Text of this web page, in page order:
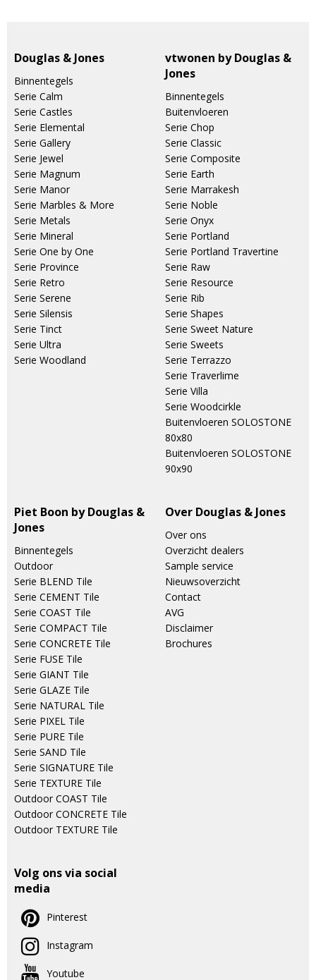
Douglas & Jones
Binnentegels
Serie Calm
Serie Castles
Serie Elemental
Serie Gallery
Serie Jewel
Serie Magnum
Serie Manor
Serie Marbles & More
Serie Metals
Serie Mineral
Serie One by One
Serie Province
Serie Retro
Serie Serene
Serie Silensis
Serie Tinct
Serie Ultra
Serie Woodland
vtwonen by Douglas &
Jones
Binnentegels
Buitenvloeren
Serie Chop
Serie Classic
Serie Composite
Serie Earth
Serie Marrakesh
Serie Noble
Serie Onyx
Serie Portland
Serie Portland Travertine
Serie Raw
Serie Resource
Serie Rib
Serie Shapes
Serie Sweet Nature
Serie Sweets
Serie Terrazzo
Serie Traverlime
Serie Villa
Serie Woodcirkle
Buitenvloeren SOLOSTONE
80x80
Buitenvloeren SOLOSTONE
90x90
Piet Boon by Douglas &
Jones
Binnentegels
Outdoor
Serie BLEND Tile
Serie CEMENT Tile
Serie COAST Tile
Serie COMPACT Tile
Serie CONCRETE Tile
Serie FUSE Tile
Serie GIANT Tile
Serie GLAZE Tile
Serie NATURAL Tile
Serie PIXEL Tile
Serie PURE Tile
Serie SAND Tile
Serie SIGNATURE Tile
Serie TEXTURE Tile
Outdoor COAST Tile
Outdoor CONCRETE Tile
Outdoor TEXTURE Tile
Over Douglas & Jones
Over ons
Overzicht dealers
Sample service
Nieuwsoverzicht
Contact
AVG
Disclaimer
Brochures
Volg ons via social
media
Pinterest
Instagram
Youtube